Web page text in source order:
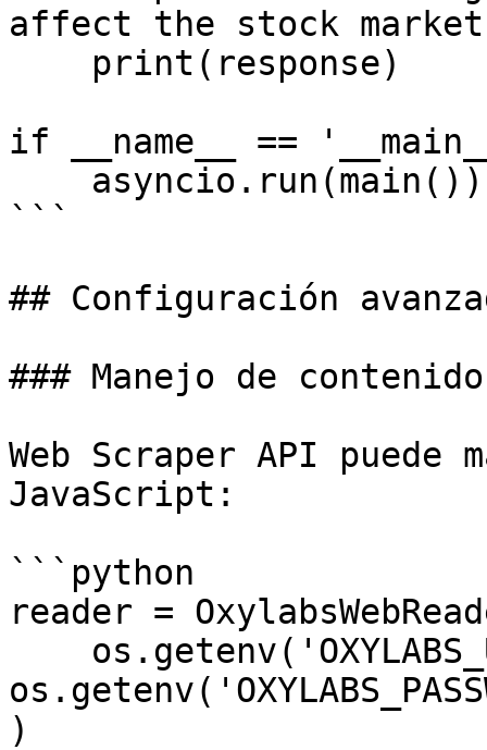
affect the stock
if __name__ ==
```
## Configuración
### Manejo de
Web Scraper API
JavaScript:
```python
reader =
)